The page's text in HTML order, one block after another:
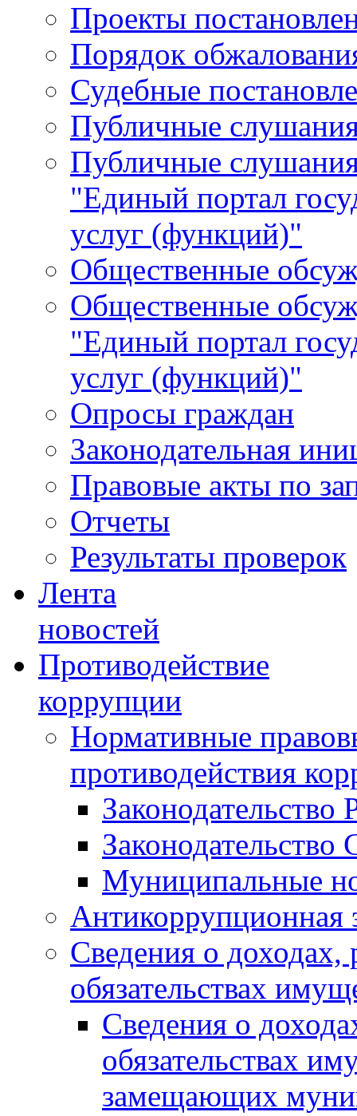
Проекты
Порядок
Судебные
Публичные
Публичные
"Единый портал
услуг (функций)"
Общественные
Общественные
"Единый портал
услуг (функций)"
Опросы граждан
Законодательная
Правовые акты по
Отчеты
Результаты проверок
Лента
новостей
Противодействие
коррупции
Нормативные
противодействия
Законодательство
Муниципальные
Антикоррупционная
Сведения о доходах,
обязательствах
Сведения о
обязательствах
замещающих